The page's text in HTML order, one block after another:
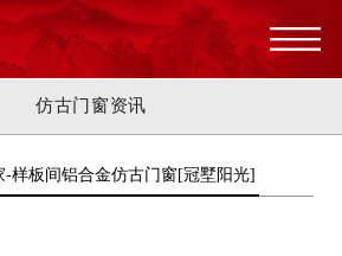
仿古门窗资讯
样板间铝合金仿古门窗[冠墅阳光]